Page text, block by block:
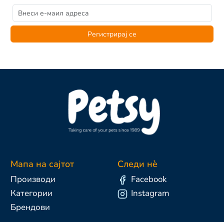
Регистрирај се
Мапа на сајтот
Производи
Категории
Брендови
Следи нè
Facebook
Instagram